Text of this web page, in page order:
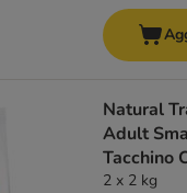
Natural
Adult
Tacchino
2 x 2 kg